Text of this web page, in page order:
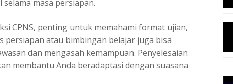
masa persiapan.
CPNS, penting untuk memahami format ujian,
persiapan atau bimbingan belajar juga bisa
dan mengasah kemampuan. Penyelesaian
membantu Anda beradaptasi dengan suasana